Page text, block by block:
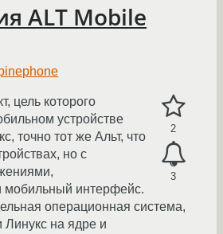
ALT Mobile
2
3
цель которого
устройстве
точно тот же Альт, что
но с
интерфейс.
операционная система,
Линукс на ядре и